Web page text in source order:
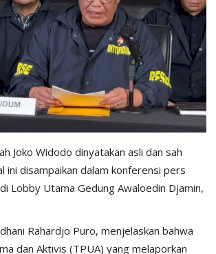
Joko Widodo dinyatakan asli dan sah
ini disampaikan dalam konferensi pers
Lobby Utama Gedung Awaloedin Djamin,
Rahardjo Puro, menjelaskan bahwa
dan Aktivis (TPUA) yang melaporkan